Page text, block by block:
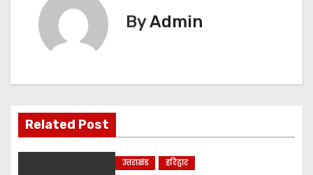
v
i
g
ByAdmin
Related Post
उत्तराखंड हरिद्वार